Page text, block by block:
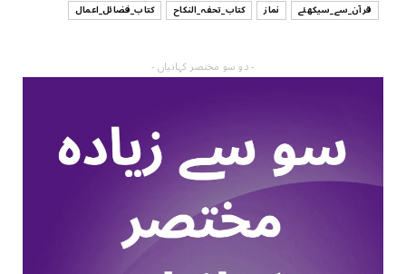
قرآن_سے_سیکھئے
نماز کتاب_تحفہ_النکاح کتاب_فضائل_اعمال
- دو سو مختصر کہانیاں -